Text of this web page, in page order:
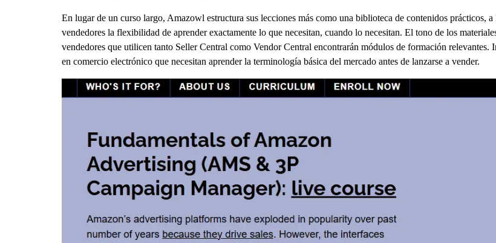
En lugar de un curso largo, Amazowl estructura sus lecciones más como una biblioteca de contenidos prácticos,
vendedores la flexibilidad de aprender exactamente lo que necesitan, cuando lo necesitan. El tono de los
vendedores que utilicen tanto Seller Central como Vendor Central encontrarán módulos de formación
en comercio electrónico que necesitan aprender la terminología básica del mercado antes de lanzarse a vender.